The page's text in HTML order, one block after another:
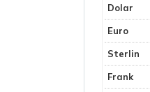
Dolar
Euro
Sterlin
Frank